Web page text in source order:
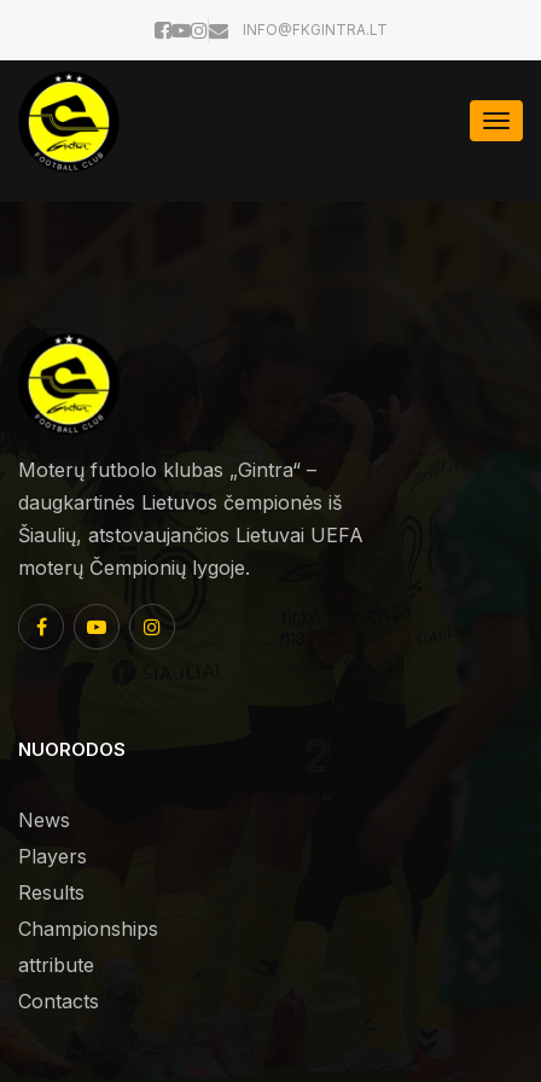
INFO@FKGINTRA.LT
Moterų futbolo klubas „Gintra“ –
daugkartinės Lietuvos čempionės iš
Šiaulių, atstovaujančios Lietuvai UEFA
moterų Čempionių lygoje.
NUORODOS
News
Players
Results
Championships
attribute
Contacts